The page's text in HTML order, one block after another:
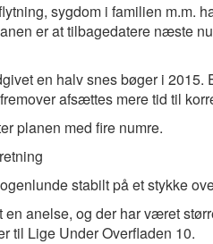
sygdom i familien m.m.
er at tilbagedatere næste
en halv snes bøger i
afsættes mere tid til
planen med fire numre.
stabilt på et stykke
en anelse, og der har været
til Lige Under Overfladen 10.